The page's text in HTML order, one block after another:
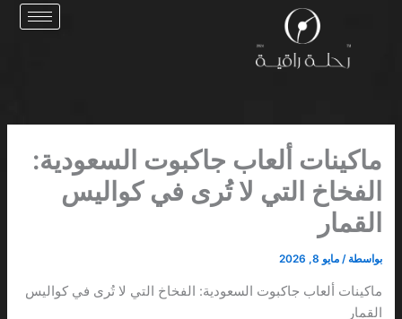
ماكينات ألعاب جاكبوت السعودية:
الفخاخ التي لا تُرى في كواليس
القمار
بواسطة /مايو 8, 2026
ماكينات ألعاب جاكبوت السعودية: الفخاخ التي لا تُرى في كواليس
القمار